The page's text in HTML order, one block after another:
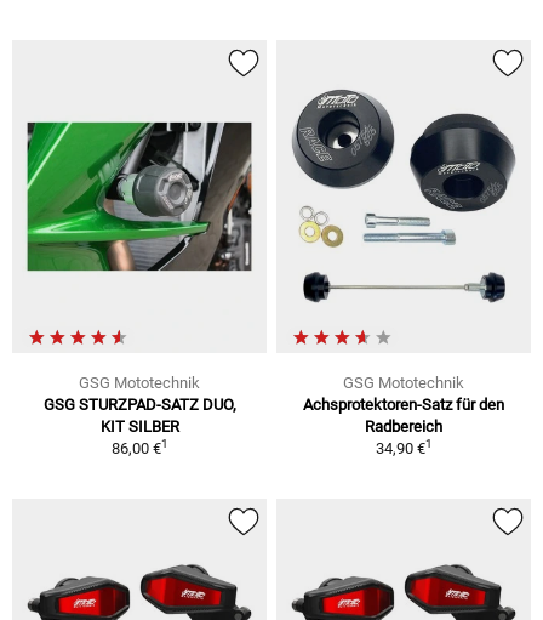
GSG Mototechnik
GSG STURZPAD-SATZ DUO,
KIT SILBER
86,00 €1
GSG Mototechnik
Achsprotektoren-Satz für den
Radbereich
34,90 €1